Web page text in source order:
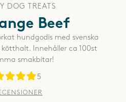
DOG TREATS
Beef
hundgodis med svenska
Innehåller ca 100st
smakbitar!
5